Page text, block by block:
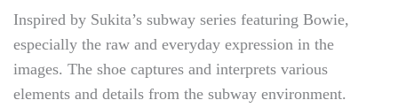
Inspired by Sukita’s subway series featuring Bowie,
especially the raw and everyday expression in the
images. The shoe captures and interprets various
elements and details from the subway environment.